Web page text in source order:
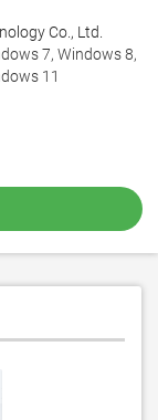
Co., Ltd.
7, Windows 8,
11